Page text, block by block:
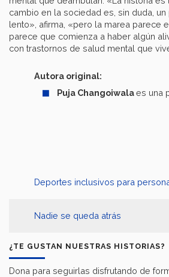
cambio en la sociedad es, sin duda,
lento», afirma, «pero la marea parece
parece que comienza a haber algún
con trastornos de salud mental que
Autora original:
Puja Changoiwalaes una
Deportes inclusivos para
Nadie se queda atrás
¿TE GUSTAN NUESTRAS HISTORIAS?
Dona para seguirlas disfrutando de